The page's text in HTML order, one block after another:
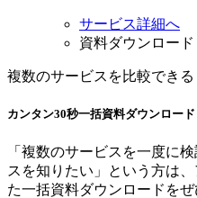
サービス詳細へ
資料ダウンロード
複数のサービスを比較できる
カンタン30秒一括資料ダウンロード
「複数のサービスを一度に
スを知りたい」という方は
た一括資料ダウンロードをぜ